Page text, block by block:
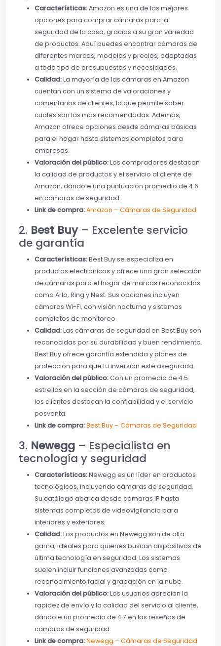
Características:Amazon es una de las mejores
opciones para comprar cámaras para la
seguridad de la casa, gracias a su gran variedad
de productos. Aquí puedes encontrar cámaras de
diferentes marcas, modelos y precios, adaptadas
a todo tipo de presupuestos y necesidades.
Calidad:La mayoría de las cámaras en Amazon
cuentan con un sistema de valoraciones y
comentarios de clientes, lo que permite saber
cuáles son las más recomendadas. Además,
Amazon ofrece opciones desde cámaras básicas
para el hogar hasta sistemas completos para
empresas.
Valoración del público:Los compradores destacan
la calidad de productos y el servicio al cliente de
Amazon, dándole una puntuación promedio de 4.6
en cámaras de seguridad.
Link de compra:Amazon – Cámaras de Seguridad
2. Best Buy– Excelente servicio
de garantía
Características:Best Buy se especializa en
productos electrónicos y ofrece una gran selección
de cámaras para el hogar de marcas reconocidas
como Arlo, Ring y Nest. Sus opciones incluyen
cámaras Wi-Fi, con visión nocturna y sistemas
completos de monitoreo.
Calidad:Las cámaras de seguridad en Best Buy son
reconocidas por su durabilidad y buen rendimiento.
Best Buy ofrece garantía extendida y planes de
protección para que tu inversión esté asegurada.
Valoración del público:Con un promedio de 4.5
estrellas en la sección de cámaras de seguridad,
los clientes destacan la confiabilidad y el servicio
posventa.
Link de compra:Best Buy – Cámaras de Seguridad
3. Newegg – Especialista en
tecnología y seguridad
Características:Newegg es un líder en productos
tecnológicos, incluyendo cámaras de seguridad.
Su catálogo abarca desde cámaras IP hasta
sistemas completos de videovigilancia para
interiores y exteriores.
Calidad:Los productos en Newegg son de alta
gama, ideales para quienes buscan dispositivos de
última tecnología en seguridad. Los sistemas
suelen incluir funciones avanzadas como
reconocimiento facial y grabación en la nube.
Valoración del público:Los usuarios aprecian la
rapidez de envío y la calidad del servicio al cliente,
dándole un promedio de 4.7 en las reseñas de
cámaras de seguridad.
Link de compra:Newegg – Cámaras de Seguridad